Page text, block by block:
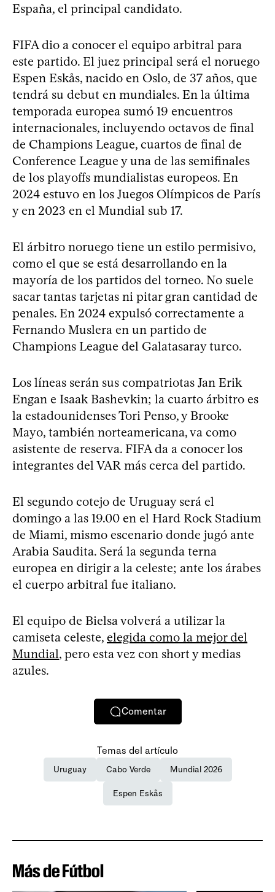
España, el principal candidato.
FIFA dio a conocer el equipo arbitral para
este partido. El juez principal será el noruego
Espen Eskås, nacido en Oslo, de 37 años, que
tendrá su debut en mundiales. En la última
temporada europea sumó 19 encuentros
internacionales, incluyendo octavos de final
de Champions League, cuartos de final de
Conference League y una de las semifinales
de los playoffs mundialistas europeos. En
2024 estuvo en los Juegos Olímpicos de París
y en 2023 en el Mundial sub 17.
El árbitro noruego tiene un estilo permisivo,
como el que se está desarrollando en la
mayoría de los partidos del torneo. No suele
sacar tantas tarjetas ni pitar gran cantidad de
penales. En 2024 expulsó correctamente a
Fernando Muslera en un partido de
Champions League del Galatasaray turco.
Los líneas serán sus compatriotas Jan Erik
Engan e Isaak Bashevkin; la cuarto árbitro es
la estadounidenses Tori Penso, y Brooke
Mayo, también norteamericana, va como
asistente de reserva. FIFA da a conocer los
integrantes del VAR más cerca del partido.
El segundo cotejo de Uruguay será el
domingo a las 19.00 en el Hard Rock Stadium
de Miami, mismo escenario donde jugó ante
Arabia Saudita. Será la segunda terna
europea en dirigir a la celeste; ante los árabes
el cuerpo arbitral fue italiano.
El equipo de Bielsa volverá a utilizar la
camiseta celeste, elegida como la mejor del
Mundial, pero esta vez con short y medias
azules.
Comentar
Temas del artículo
Uruguay Cabo Verde Mundial 2026
Espen Eskås
Más de Fútbol